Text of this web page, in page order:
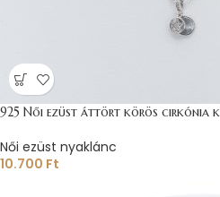
925 Női ezüst áttört körös cirkónia
Női ezüst nyaklánc
10.700 Ft